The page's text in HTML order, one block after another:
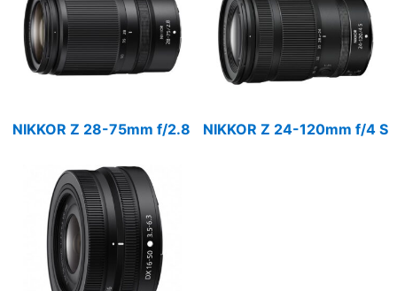
NIKKOR Z 28-75mm f/2.8 NIKKOR Z 24-120mm f/4 S